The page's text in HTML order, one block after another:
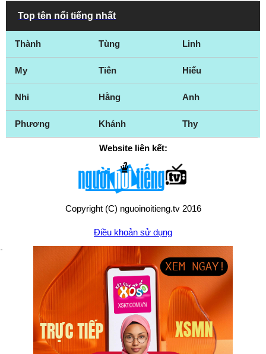
Top tên nổi tiếng nhất
Thành Tùng Linh
My Tiên Hiếu
Nhi Hằng Anh
Phương Khánh Thy
Website liên kết:
Copyright (C) nguoinoitieng.tv 2016
Điều khoản sử dụng
Chính sách quyền riêng tư
Liên hệ: mail.nguoinoitieng.tv@gmail.com